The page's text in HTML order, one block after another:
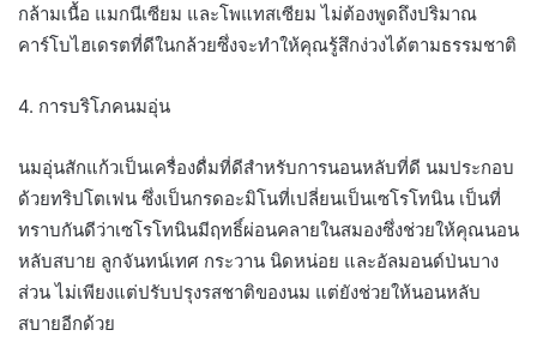
กล้ามเนื้อ แมกนีเซียม และโพแทสเซียม ไม่ต้องพูดถึงปริมาณ
คาร์โบไฮเดรตที่ดีในกล้วยซึ่งจะทำให้คุณรู้สึกง่วงได้ตามธรรมชาติ
4. การบริโภคนมอุ่น
นมอุ่นสักแก้วเป็นเครื่องดื่มที่ดีสำหรับการนอนหลับที่ดี นมประกอบ
ด้วยทริปโตเฟน ซึ่งเป็นกรดอะมิโนที่เปลี่ยนเป็นเซโรโทนิน เป็นที่
ทราบกันดีว่าเซโรโทนินมีฤทธิ์ผ่อนคลายในสมองซึ่งช่วยให้คุณนอน
หลับสบาย ลูกจันทน์เทศ กระวาน นิดหน่อย และอัลมอนด์ป่นบาง
ส่วน ไม่เพียงแต่ปรับปรุงรสชาติของนม แต่ยังช่วยให้นอนหลับ
สบายอีกด้วย